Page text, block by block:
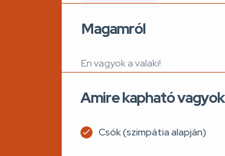
Magamról
En vagyok a valaki!
Amire kapható vagyok
Csók (szimpátia alapján)